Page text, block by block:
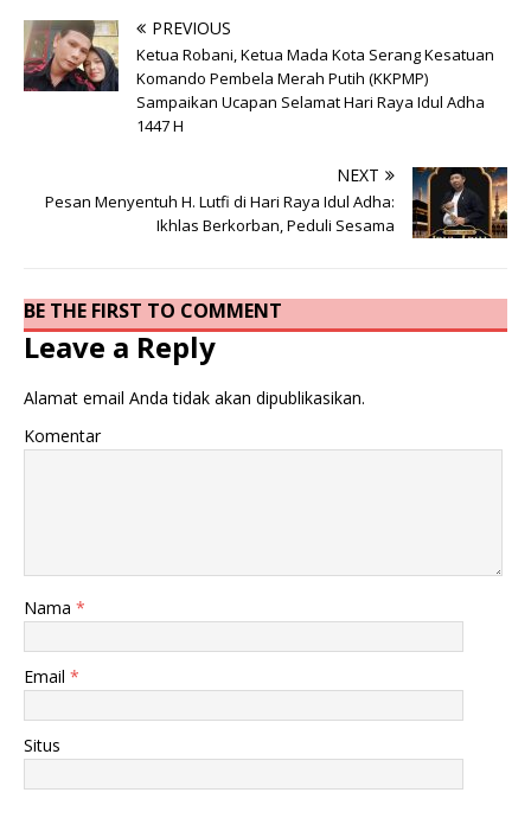
PREVIOUS
Ketua Robani, Ketua Mada Kota Serang Kesatuan
Komando Pembela Merah Putih (KKPMP)
Sampaikan Ucapan Selamat Hari Raya Idul Adha
1447 H
NEXT
Pesan Menyentuh H. Lutfi di Hari Raya Idul Adha:
Ikhlas Berkorban, Peduli Sesama
BE THE FIRST TO COMMENT
Leave a Reply
Alamat email Anda tidak akan dipublikasikan.
Komentar
Nama *
Email *
Situs